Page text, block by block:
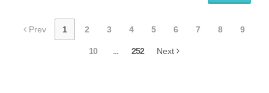
Prev 1 2 3 4 5 6 7 8 9
10 ... 252 Next